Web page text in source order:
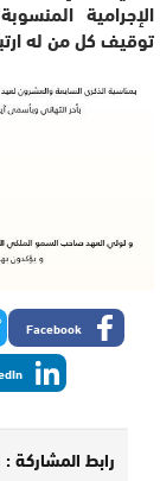
الإجرامية
توقيف كل من له
Facebook
رابط المشاركة :